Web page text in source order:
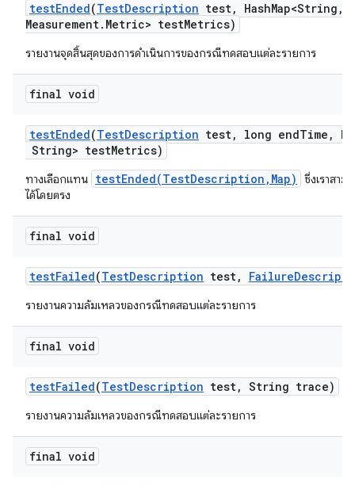
testEnded(TestDescription test, HashMap<String ,
Measurement. Metric> testMetrics)
รายงานจุดสิ้นสุดของการดำเนินการของกรณีทดสอบแต่ละรายการ
final void
testEnded(TestDescription test, long endTime ,
String> testMetrics)
ทางเลือกแทน testEnded(TestDescription,Map)
ซึ่งเราสาม
ได้โดยตรง
final void
testFailed(TestDescription test, Failure
รายงานความล้มเหลวของกรณีทดสอบแต่ละรายการ
final void
testFailed(TestDescription test, String trace)
รายงานความล้มเหลวของกรณีทดสอบแต่ละรายการ
final void